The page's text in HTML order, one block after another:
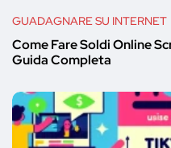
GUADAGNARE SU INTERNET
Come Fare Soldi Online
Guida Completa